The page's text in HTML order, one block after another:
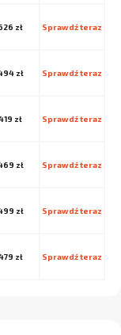
zł Sprawdź teraz
zł Sprawdź teraz
zł Sprawdź teraz
zł Sprawdź teraz
zł Sprawdź teraz
zł Sprawdź teraz